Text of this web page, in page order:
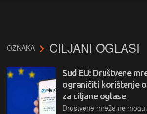
OZNAKA CILJANI OGLASI
Sud EU: Društvene
ograničiti korištenje
za ciljane oglase